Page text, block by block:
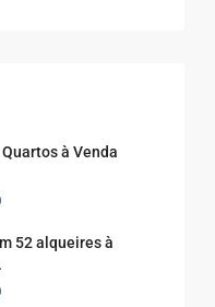
à Venda
52 alqueires à